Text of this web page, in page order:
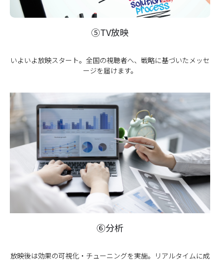
⑤TV放映
いよいよ放映スタート。全国の視聴者へ、戦略に基づいたメッセ
ージを届けます。
⑥分析
放映後は効果の可視化・チューニングを実施。リアルタイムに成